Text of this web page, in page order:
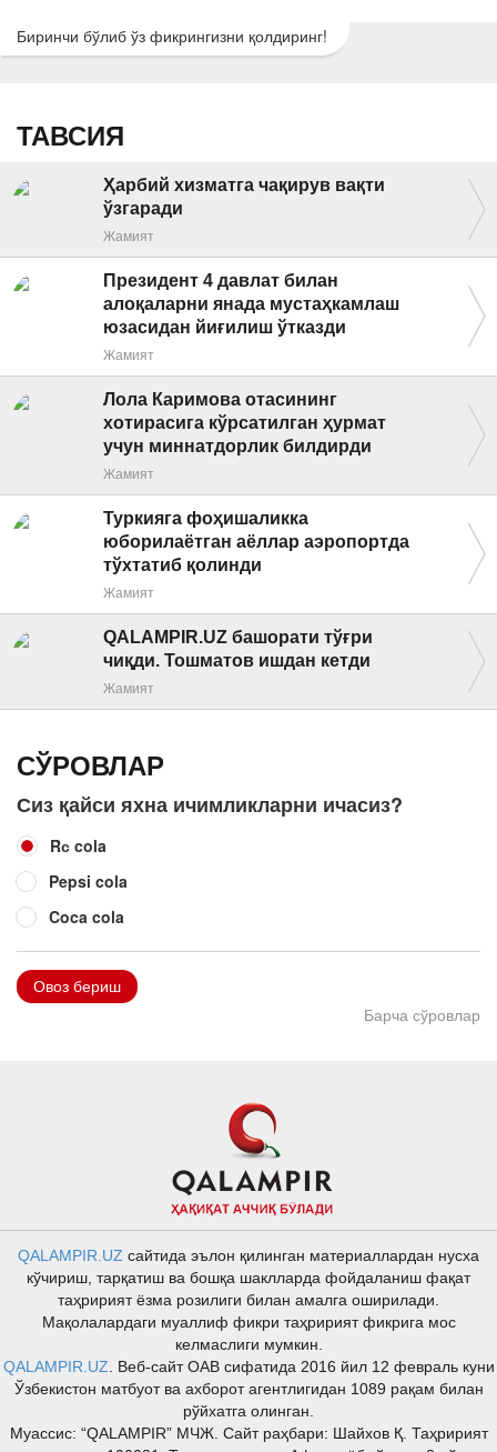
Биринчи бўлиб ўз фикрингизни қолдиринг!
ТАВСИЯ
Ҳарбий хизматга чақирув вақти
ўзгаради
Жамият
Президент 4 давлат билан
алоқаларни янада мустаҳкамлаш
юзасидан йиғилиш ўтказди
Жамият
Лола Каримова отасининг
хотирасига кўрсатилган ҳурмат
учун миннатдорлик билдирди
Жамият
Туркияга фоҳишаликка
юборилаётган аёллар аэропортда
тўхтатиб қолинди
Жамият
QALAMPIR.UZ башорати тўғри
чиқди. Тошматов ишдан кетди
Жамият
СЎРОВЛАР
Сиз қайси яхна ичимликларни ичасиз?
Rс cola
Pepsi cola
Coca cola
Овоз бериш
Барча сўровлар
QALAMPIR.UZ сайтида эълон қилинган материаллардан нусха
кўчириш, тарқатиш ва бошқа шаклларда фойдаланиш фақат
таҳририят ёзма розилиги билан амалга оширилади.
Мақолалардаги муаллиф фикри таҳририят фикрига мос
келмаслиги мумкин.
QALAMPIR.UZ . Веб-сайт ОАВ сифатида 2016 йил 12 февраль куни
Ўзбекистон матбуот ва ахборот агентлигидан 1089 рақам билан
рўйхатга олинган.
Муассис: “QALAMPIR” МЧЖ. Сайт раҳбари: Шайхов Қ. Таҳририят